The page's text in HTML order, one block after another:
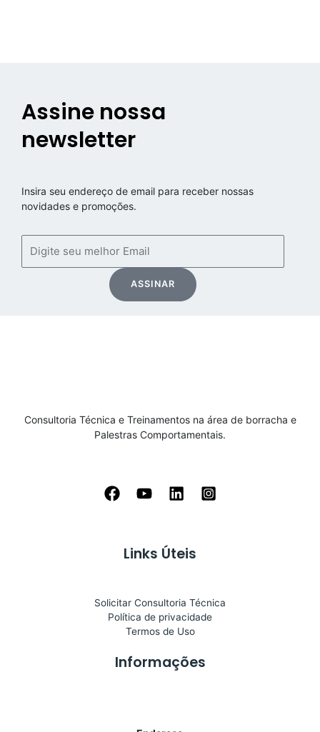
Assine nossa
newsletter
Insira seu endereço de email para receber nossas
novidades e promoções.
ASSINAR
Consultoria Técnica e Treinamentos na área de borracha e
Palestras Comportamentais.
Links Úteis
Solicitar Consultoria Técnica
Política de privacidade
Termos de Uso
Informações